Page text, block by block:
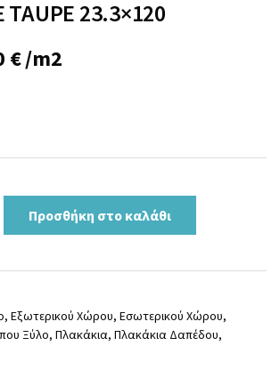
TAUPE 23.3×120
€.
€Η
είναι:
/m2
Προσθήκη στο καλάθι
, Εξωτερικού Χώρου, Εσωτερικού Χώρου,
Ξύλο, Πλακάκια, Πλακάκια Δαπέδου,